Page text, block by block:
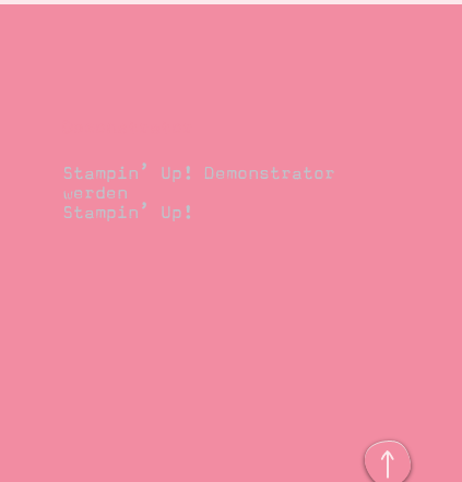
Stampin’ Up! Demonstrator
werden
Stampin’ Up!